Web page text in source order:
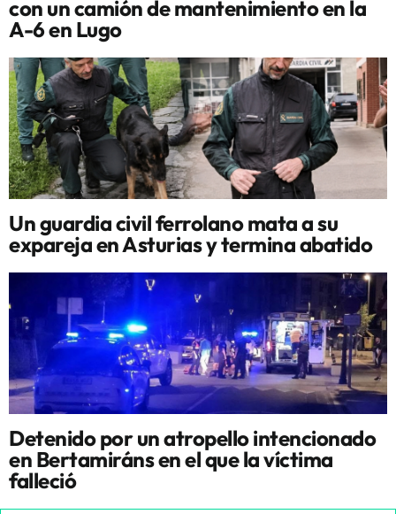
con un camión de mantenimiento en la
A-6 en Lugo
Un guardia civil ferrolano mata a su
expareja en Asturias y termina abatido
Detenido por un atropello intencionado
en Bertamiráns en el que la víctima
falleció